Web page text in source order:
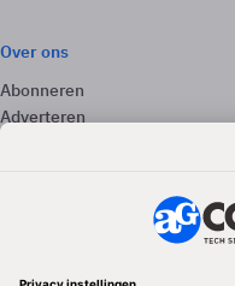
Over ons
Abonneren
Adverteren
Volg ons